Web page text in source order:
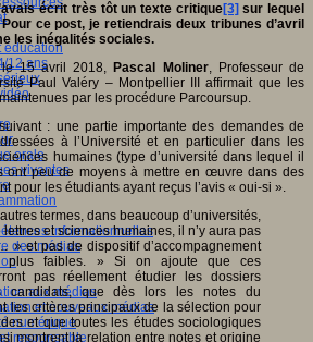
éducation
12 ans
orale
vivantes
informationnelles
des médias
aux médias
et nouveaux médias
numérique
responsable
écrit très tôt un texte critique[3] sur lequel
ce post, je retiendrais deux tribunes d’avril
les inégalités sociales.
15 avril 2018, Pascal Moliner, Professeur de
Paul Valéry – Montpellier III affirmait que les
par les procédure Parcoursup.
: une partie importante des demandes de
à l’Université et en particulier dans les
humaines (type d’université dans lequel il
ont peu de moyens à mettre en œuvre dans des
pour les étudiants ayant reçus l’avis « oui-si ».
termes, dans beaucoup d’universités,
et sciences humaines, il n’y aura pas
» et pas de dispositif d’accompagnement
plus faibles. » Si on ajoute que ces
pas réellement étudier les dossiers
candidats, que dès lors les notes du
les critères principaux de la sélection pour
et que toutes les études sociologiques
montrent la relation entre notes et origine